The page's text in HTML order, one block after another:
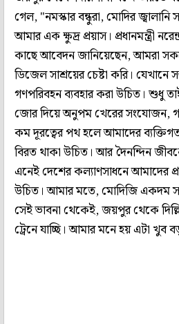
গেল, "নমস্কার বন্ধুরা, মোদির
আমার এক ক্ষুদ্র প্রয়াস। প্রধানমন্ত্রী
কাছে আবেদন জানিয়েছেন, আমরা
ডিজেল সাশ্রয়ের চেষ্টা করি।
গণপরিবহন ব্যবহার করা উচিত। শুধু
জোর দিয়ে অনুপম খেরের সংযোজন,
কম দূরত্বের পথ হলে আমাদের
বিরত থাকা উচিত। আর দৈনন্দিন
এনেই দেশের কল্যাণসাধনে আমাদের
উচিত। আমার মতে, মোদিজি একদম
সেই ভাবনা থেকেই, জয়পুর থেকে
ট্রেনে যাচ্ছি। আমার মনে হয় এটা খুব